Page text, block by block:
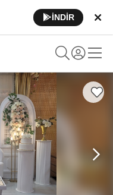
İNDİR